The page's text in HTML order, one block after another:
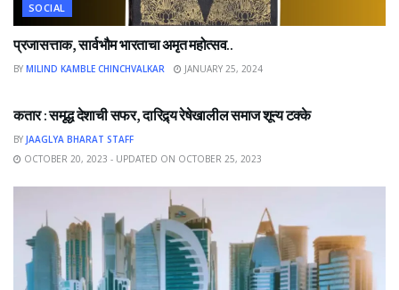
SOCIAL
प्रजासत्ताक, सार्वभौम भारताचा अमृत महोत्सव..
BY MILIND KAMBLE CHINCHVALKAR JANUARY 25, 2024
कतार : समृद्ध देशाची सफर, दारिद्र्य रेषेखालील समाज शून्य टक्के
BY JAAGLYA BHARAT STAFF
OCTOBER 20, 2023 - UPDATED ON OCTOBER 25, 2023